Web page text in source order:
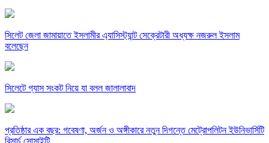
সিলেট জেলা জামায়াতে ইসলামীর এ্যাসিস্ট্যান্ট সেক্রেটারী অধ্যক্ষ নজরুল ইসলাম
বলেছেন
সিলেটে গ্যাস সংকট নিয়ে যা বলল জালালাবাদ
প্রতিষ্ঠার এক বছর: গবেষণা, অর্জন ও অঙ্গীকারে নতুন দিগন্তে মেট্রোপলিটন ইউনিভার্সিটি